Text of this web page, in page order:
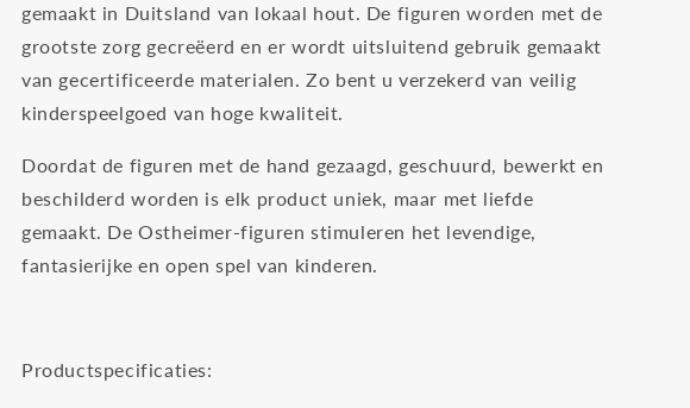
gemaakt in Duitsland van lokaal hout. De figuren worden met de
grootste zorg gecreëerd en er wordt uitsluitend gebruik gemaakt
van gecertificeerde materialen. Zo bent u verzekerd van veilig
kinderspeelgoed van hoge kwaliteit.
Doordat de figuren met de hand gezaagd, geschuurd, bewerkt en
beschilderd worden is elk product uniek, maar met liefde
gemaakt. De Ostheimer-figuren stimuleren het levendige,
fantasierijke en open spel van kinderen.
Productspecificaties: